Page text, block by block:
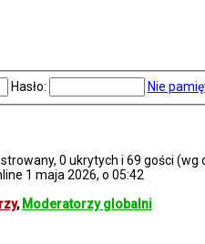
Hasło: Nie
0 ukrytych i 69 gości
1 maja 2026, o 05:42
, Moderatorzy globalni